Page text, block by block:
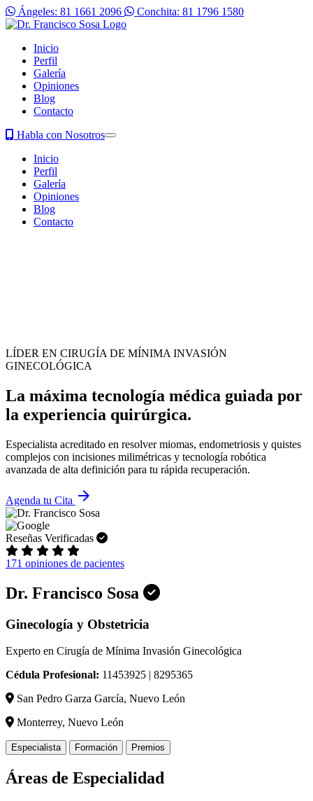
Ángeles: 81 1661 2096 Conchita: 81 1796 1580
Inicio
Perfil
Galería
Opiniones
Blog
Contacto
Habla con Nosotros
Inicio
Perfil
Galería
Opiniones
Blog
Contacto
LÍDER EN CIRUGÍA DE MÍNIMA INVASIÓN
GINECOLÓGICA
La máxima tecnología médica guiada por
la experiencia quirúrgica.
Especialista acreditado en resolver miomas, endometriosis y quistes
complejos con incisiones milimétricas y tecnología robótica
avanzada de alta definición para tu rápida recuperación.
Agenda tu Cita arrow_forward
Reseñas Verificadas
171 opiniones de pacientes
Dr. Francisco Sosa
Ginecología y Obstetricia
Experto en Cirugía de Mínima Invasión Ginecológica
Cédula Profesional: 11453925 | 8295365
San Pedro Garza García, Nuevo León
Monterrey, Nuevo León
Especialista Formación Premios
Áreas de Especialidad